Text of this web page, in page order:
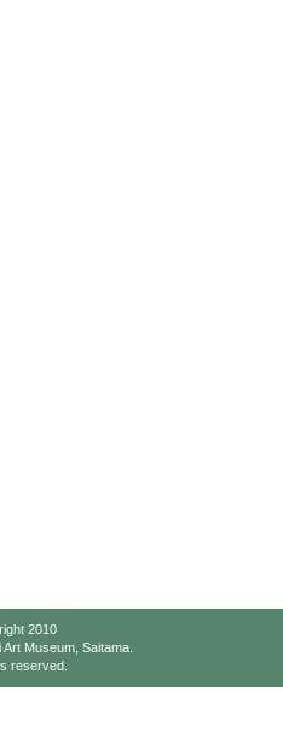
2010
Museum, Saitama.
reserved.